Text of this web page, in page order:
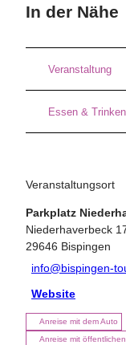
In der Nähe
Veranstaltung
Essen & Trinken
Veranstaltungsort
Parkplatz
Niederhaverbeck
29646 Bispingen
info@bispingen-
Website
Anreise mit dem Auto
Anreise mit